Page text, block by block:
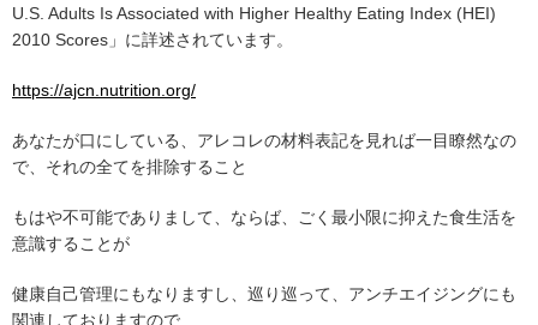
U.S. Adults Is Associated with Higher Healthy Eating Index (HEI)
2010 Scores」に詳述されています。
https://ajcn.nutrition.org/
あなたが口にしている、アレコレの材料表記を見れば一目瞭然なの
で、それの全てを排除すること
もはや不可能でありまして、ならば、ごく最小限に抑えた食生活を
意識することが
健康自己管理にもなりますし、巡り巡って、アンチエイジングにも
関連しておりますので